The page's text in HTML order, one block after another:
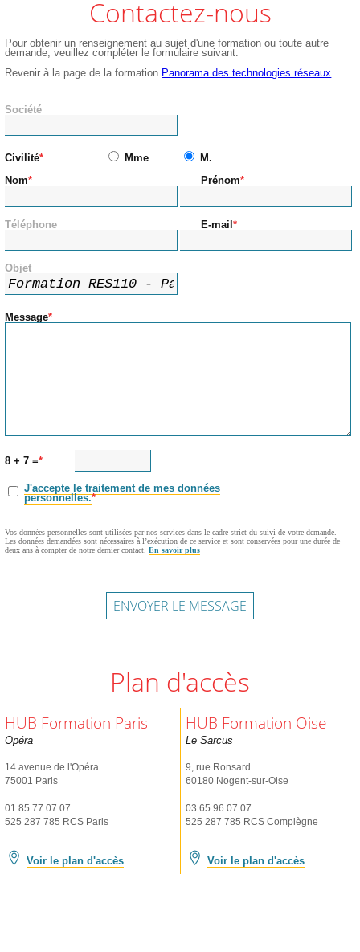
Contactez-nous
Pour obtenir un renseignement au sujet d'une formation ou toute autre
demande, veuillez compléter le formulaire suivant.
Revenir à la page de la formation Panorama des technologies réseaux
Société
Civilité Mme
M.
Nom
Prénom
Téléphone E-mail
Objet
Message
8 + 7 =
J'accepte le traitement de mes données
personnelles.
Vos données personnelles sont utilisées par nos services dans le cadre strict du suivi de votre demande.
Les données demandées sont nécessaires à l’exécution de ce service et sont conservées pour une durée de
deux ans à compter de notre dernier contact.En savoir plus
ENVOYER LE MESSAGE
Plan d'accès
HUB Formation Paris
Opéra
14 avenue de l'Opéra
75001 Paris
01 85 77 07 07
525 287 785 RCS Paris
Voir le plan d'accès
HUB Formation Oise
Le Sarcus
9, rue Ronsard
60180 Nogent-sur-Oise
03 65 96 07 07
525 287 785 RCS Compiègne
Voir le plan d'accès